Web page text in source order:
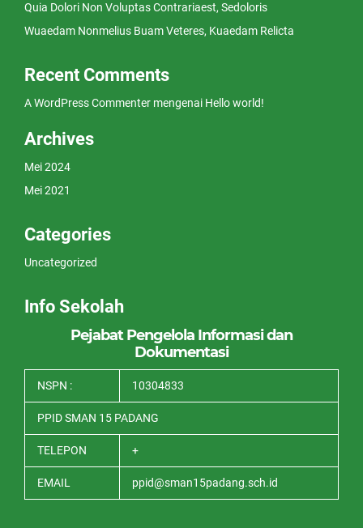
Quia Dolori Non Voluptas Contrariaest, Sedoloris
Wuaedam Nonmelius Buam Veteres, Kuaedam Relicta
Recent Comments
A WordPress Commenter mengenai Hello world!
Archives
Mei 2024
Mei 2021
Categories
Uncategorized
Info Sekolah
Pejabat Pengelola Informasi dan
Dokumentasi
NSPN : 10304833
PPID SMAN 15 PADANG
TELEPON +
EMAIL ppid@sman15padang.sch.id